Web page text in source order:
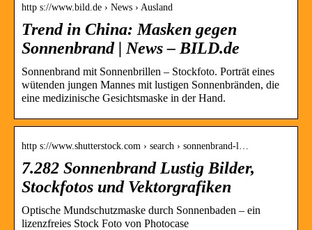
http s://www.bild.de › News › Ausland
Trend in China: Masken gegen
Sonnenbrand | News – BILD.de
Sonnenbrand mit Sonnenbrillen – Stockfoto. Porträt eines
wütenden jungen Mannes mit lustigen Sonnenbränden, die
eine medizinische Gesichtsmaske in der Hand.
http s://www.shutterstock.com › search › sonnenbrand-l…
7.282 Sonnenbrand Lustig Bilder,
Stockfotos und Vektorgrafiken
Optische Mundschutzmaske durch Sonnenbaden – ein
lizenzfreies Stock Foto von Photocase